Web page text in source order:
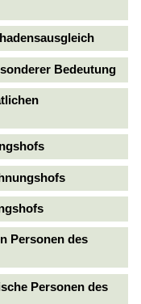
Bedeutung
Personen des
Personen des